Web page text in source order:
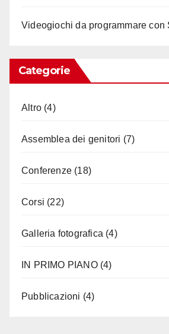
Videogiochi da programmare con
Categorie
Altro (4)
Assemblea dei genitori (7)
Conferenze (18)
Corsi (22)
Galleria fotografica (4)
IN PRIMO PIANO(4)
Pubblicazioni (4)